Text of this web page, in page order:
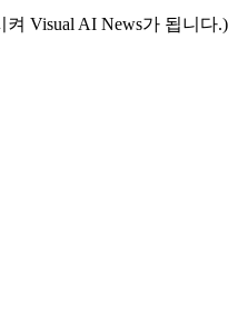
Visual AI News가 됩니다.)